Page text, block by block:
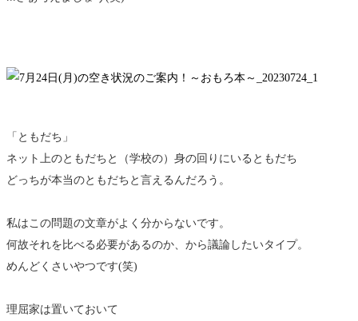
「ともだち」
ネット上のともだちと（学校の）身の回りにいるともだち
どっちが本当のともだちと言えるんだろう。
私はこの問題の文章がよく分からないです。
何故それを比べる必要があるのか、から議論したいタイプ。
めんどくさいやつです(笑)
理屈家は置いておいて